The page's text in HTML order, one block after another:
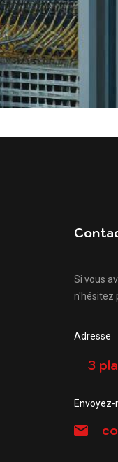
Si vous
n'hésitez
Adresse
3
Envoyez-